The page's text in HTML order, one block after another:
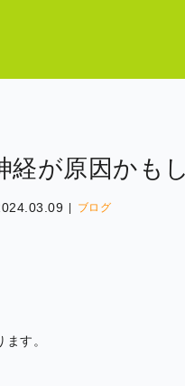
経が原因かも
ブログ
す。